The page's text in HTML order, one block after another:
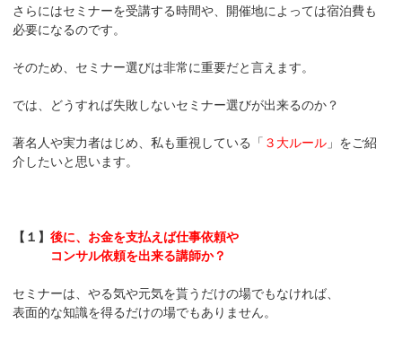
さらにはセミナーを受講する時間や、開催地によっては宿泊費も
必要になるのです。
そのため、セミナー選びは非常に重要だと言えます。
では、どうすれば失敗しないセミナー選びが出来るのか？
著名人や実力者はじめ、私も重視している「 ３大ルール 」をご紹
介したいと思います。
【１】後に、お金を支払えば仕事依頼や
コンサル依頼を出来る講師か？
セミナーは、やる気や元気を貰うだけの場でもなければ、
表面的な知識を得るだけの場でもありません。